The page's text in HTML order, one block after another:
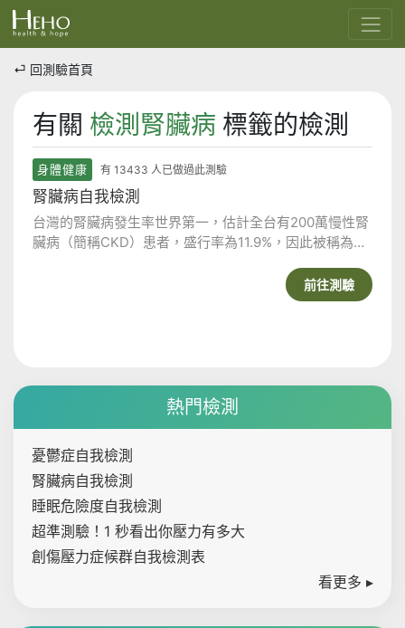
⏎ 回測驗首頁
有關 檢測腎臟病 標籤的檢測
身體健康 有 13433 人已做過此測驗
腎臟病自我檢測
台灣的腎臟病發生率世界第一，估計全台有200萬慢性腎
臟病（簡稱CKD）患者，盛行率為11.9%，因此被稱為
自己患病，顯示大部份腎臟病患都不知自己的腎功能已亮
起紅燈，有必要透過自我檢測來了解自己的腎功能究竟如
前往測驗
熱門檢測
憂鬱症自我檢測
腎臟病自我檢測
睡眠危險度自我檢測
超準測驗！1 秒看出你壓力有多大
創傷壓力症候群自我檢測表
看更多 ▸